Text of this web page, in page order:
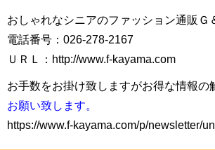
おしゃれなシニアのファッション通販Ｇ
電話番号：026-278-2167
ＵＲＬ：http://www.f-kayama.com
お手数をお掛け致しますがお得な情報の
お願い致します。
https://www.f-kayama.com/p/newsletter/